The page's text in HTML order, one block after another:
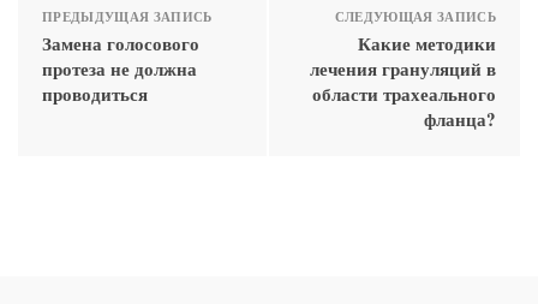
ПРЕДЫДУЩАЯ ЗАПИСЬ
Замена голосового
протеза не должна
проводиться
СЛЕДУЮЩАЯ ЗАПИСЬ
Какие методики
лечения грануляций в
области трахеального
фланца?